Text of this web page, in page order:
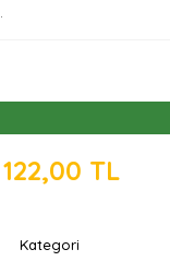
122,00 TL
Kategori